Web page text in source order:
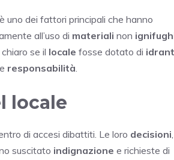
uno dei fattori principali che hanno
all’uso di materiali non
se il locale fosse dotato di
responsabilità.
locale
di accesi dibattiti. Le loro decisioni,
suscitato indignazione e richieste di